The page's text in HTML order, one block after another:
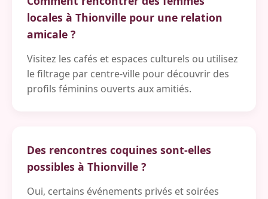
locales à Thionville pour une relation
amicale ?
Visitez les cafés et espaces culturels ou utilisez
le filtrage par centre-ville pour découvrir des
profils féminins ouverts aux amitiés.
Des rencontres coquines sont-elles
possibles à Thionville ?
Oui, certains événements privés et soirées